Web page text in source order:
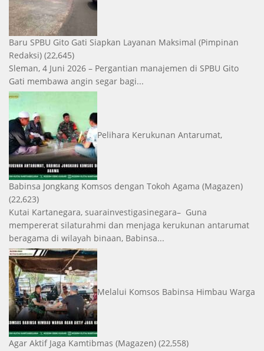
Baru SPBU Gito Gati Siapkan Layanan Maksimal (Pimpinan
Redaksi) (22,645)
Sleman, 4 Juni 2026 – Pergantian manajemen di SPBU Gito
Gati membawa angin segar bagi...
Pelihara Kerukunan Antarumat,
Babinsa Jongkang Komsos dengan Tokoh Agama (Magazen)
(22,623)
Kutai Kartanegara, suarainvestigasinegara– Guna
mempererat silaturahmi dan menjaga kerukunan antarumat
beragama di wilayah binaan, Babinsa...
Melalui Komsos Babinsa Himbau Warga
Agar Aktif Jaga Kamtibmas (Magazen) (22,558)